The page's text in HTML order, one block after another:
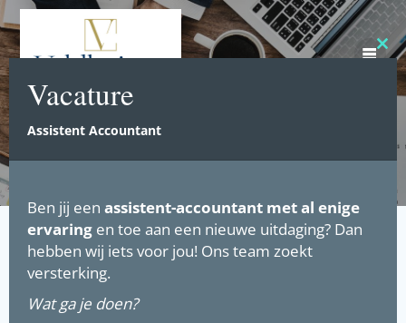
Ga
naar
de
this
Vacature
Assistent Accountant
Ben jij een assistent-accountant met al enige
ervaring en toe aan een nieuwe uitdaging? Dan
hebben wij iets voor jou! Ons team zoekt
versterking.
Wat ga je doen?